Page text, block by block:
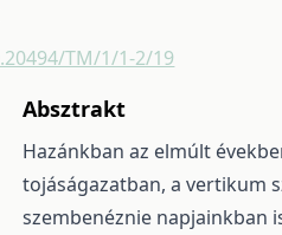
TM/1/1-2/19
Absztrakt
Hazánkban az elmúlt
tojáságazatban, a vertikum
szembenéznie napjainkban